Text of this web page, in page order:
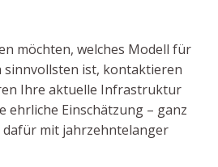
möchten, welches Modell für
sinnvollsten ist, kontaktieren
Ihre aktuelle Infrastruktur
ehrliche Einschätzung – ganz
mit jahrzehntelanger